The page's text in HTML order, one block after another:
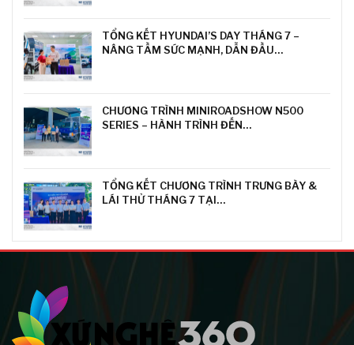
TỔNG KẾT HYUNDAI’S DAY THÁNG 7 –
NÂNG TẦM SỨC MẠNH, DẪN ĐẦU…
CHƯƠNG TRÌNH MINIROADSHOW N500
SERIES – HÀNH TRÌNH ĐẾN…
TỔNG KẾT CHƯƠNG TRÌNH TRƯNG BÀY &
LÁI THỬ THÁNG 7 TẠI…